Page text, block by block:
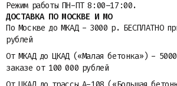
Режим работы ПН-ПТ 8:00–17:00.
ДОСТАВКА ПО МОСКВЕ И МО
По Москве до МКАД - 3000 р. БЕСПЛАТНО
рублей
От МКАД до ЦКАД («Малая бетонка») -
заказе от 100 000 рублей